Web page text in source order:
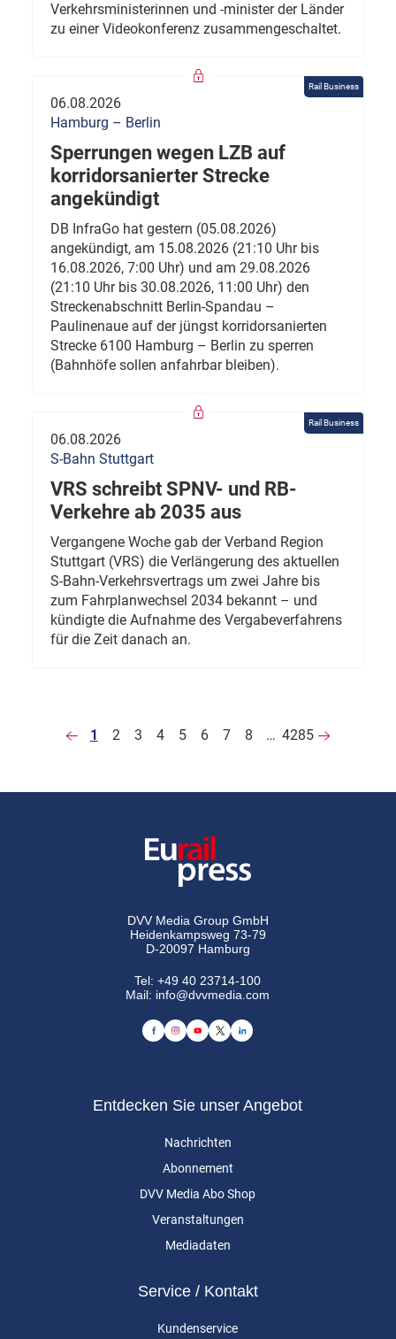
Verkehrsministerinnen und -minister der Länder
zu einer Videokonferenz zusammengeschaltet.
Rail Business
06.08.2026
Hamburg – Berlin
Sperrungen wegen LZB auf
korridorsanierter Strecke
angekündigt
DB InfraGo hat gestern (05.08.2026)
angekündigt, am 15.08.2026 (21:10 Uhr bis
16.08.2026, 7:00 Uhr) und am 29.08.2026
(21:10 Uhr bis 30.08.2026, 11:00 Uhr) den
Streckenabschnitt Berlin-Spandau –
Paulinenaue auf der jüngst korridorsanierten
Strecke 6100 Hamburg – Berlin zu sperren
(Bahnhöfe sollen anfahrbar bleiben).
Rail Business
06.08.2026
S-Bahn Stuttgart
VRS schreibt SPNV- und RB-
Verkehre ab 2035 aus
Vergangene Woche gab der Verband Region
Stuttgart (VRS) die Verlängerung des aktuellen
S-Bahn-Verkehrsvertrags um zwei Jahre bis
zum Fahrplanwechsel 2034 bekannt – und
kündigte die Aufnahme des Vergabeverfahrens
für die Zeit danach an.
1 2 3 4 5 6 7 8 … 4285
DVV Media Group GmbH
Heidenkampsweg 73-79
D-20097 Hamburg
Tel:+49 40 23714-100
Mail: info@dvvmedia.com
Entdecken Sie unser Angebot
Nachrichten
Abonnement
DVV Media Abo Shop
Veranstaltungen
Mediadaten
Service / Kontakt
Kundenservice